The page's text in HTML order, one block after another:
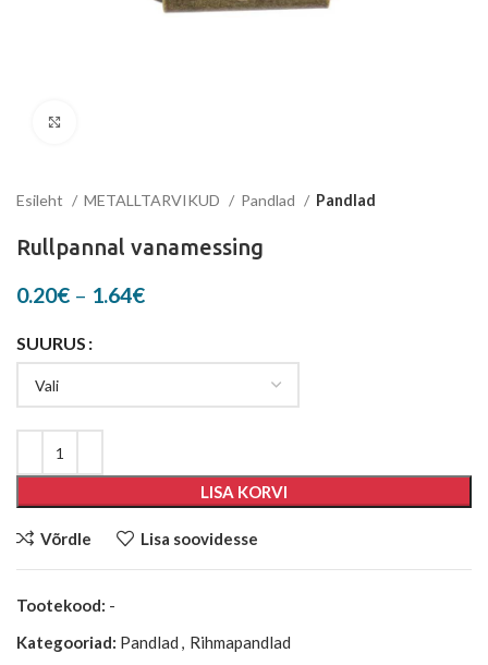
Esileht METALLTARVIKUD Pandlad Pandlad
Rullpannal vanamessing
0.20€ – 1.64€Price
through
SUURUS
LISA KORVI
Võrdle Lisa soovidesse
Tootekood: -
Kategooriad: Pandlad , Rihmapandlad